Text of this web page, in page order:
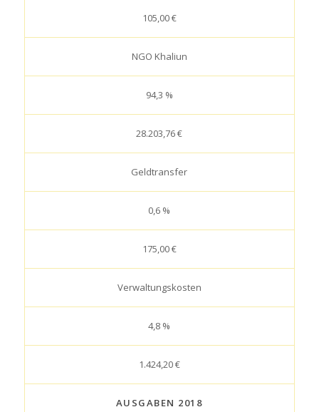
105,00 €
NGO Khaliun
94,3 %
28.203,76 €
Geldtransfer
0,6 %
175,00 €
Verwaltungskosten
4,8 %
1.424,20 €
AUSGABEN 2018